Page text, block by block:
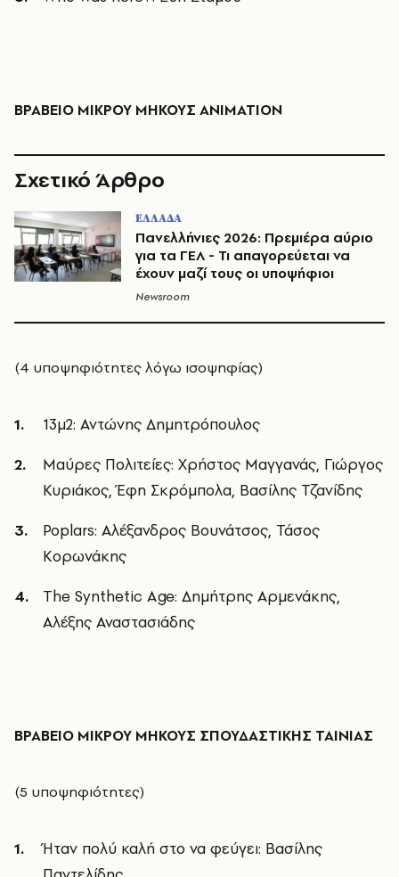
ΒΡΑΒΕΙΟ ΜΙΚΡΟΥ ΜΗΚΟΥΣ ANIMATION
Σχετικό Άρθρο
ΕΛΛΑΔΑ
Πανελλήνιες 2026: Πρεμιέρα αύριο
για τα ΓΕΛ - Τι απαγορεύεται να
έχουν μαζί τους οι υποψήφιοι
Newsroom
(4 υποψηφιότητες λόγω ισοψηφίας)
13μ2: Αντώνης Δημητρόπουλος
Μαύρες Πολιτείες: Χρήστος Μαγγανάς, Γιώργος
Κυριάκος, Έφη Σκρόμπολα, Βασίλης Τζανίδης
Poplars: Αλέξανδρος Βουνάτσος, Τάσος
Κορωνάκης
The Synthetic Age: Δημήτρης Αρμενάκης,
Αλέξης Αναστασιάδης
ΒΡΑΒΕΙΟ ΜΙΚΡΟΥ ΜΗΚΟΥΣ ΣΠΟΥΔΑΣΤΙΚΗΣ ΤΑΙΝΙΑΣ
(5 υποψηφιότητες)
Ήταν πολύ καλή στο να φεύγει: Βασίλης